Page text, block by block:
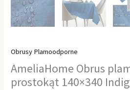
Obrusy Plamoodporne
AmeliaHome Obrus
prostokąt 140×340